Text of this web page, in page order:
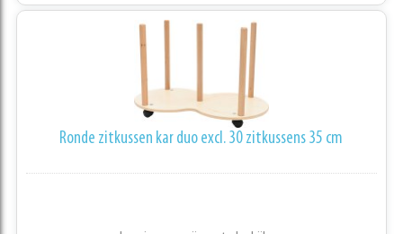
Ronde zitkussen kar duo excl. 30 zitkussens 35 cm